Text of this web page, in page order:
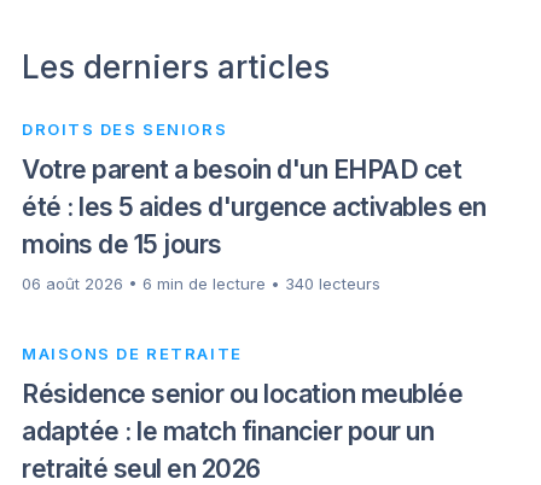
Les derniers articles
DROITS DES SENIORS
Votre parent a besoin d'un EHPAD cet
été : les 5 aides d'urgence activables en
moins de 15 jours
06 août 2026 • 6 min de lecture • 340 lecteurs
MAISONS DE RETRAITE
Résidence senior ou location meublée
adaptée : le match financier pour un
retraité seul en 2026